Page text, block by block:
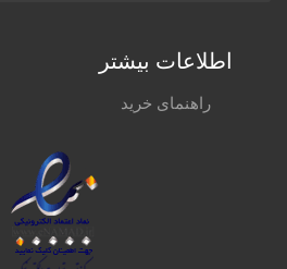
اطلاعات بیشتر
راهنمای خرید